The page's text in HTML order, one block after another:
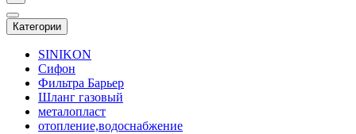
Категории
SINIKON
Сифон
Фильтра Барьер
Шланг газовый
металопласт
отопление,водоснабжение